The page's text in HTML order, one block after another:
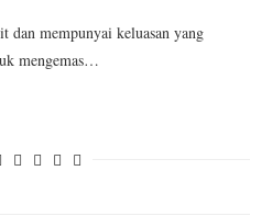
dan mempunyai keluasan yang
mengemas…